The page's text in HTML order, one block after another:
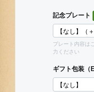
記念プレート
プレート内容は
力ください
ギフト包装（